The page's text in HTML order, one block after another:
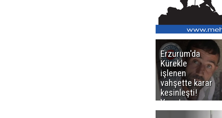
Erzurum'da
Kürekle
işlenen
vahşette karar
kesinleşti!
Yargıtay
cezaları onadı